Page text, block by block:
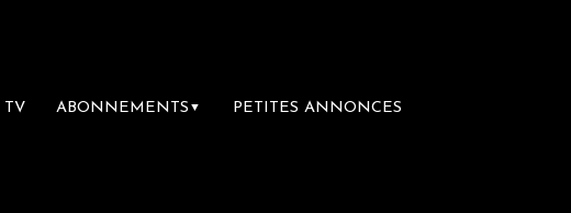
TV ABONNEMENTS ▼ PETITES ANNONCES